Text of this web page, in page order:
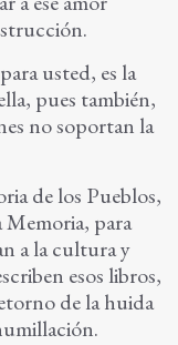
usted, es la
pues también,
no soportan la
de los Pueblos,
para
a la cultura y
esos libros,
de la huida